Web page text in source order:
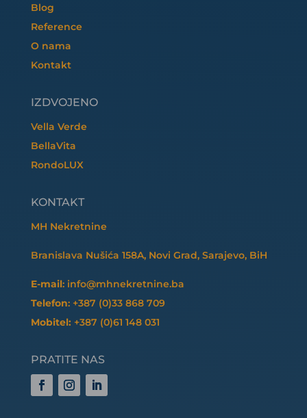
Blog
Reference
O nama
Kontakt
IZDVOJENO
Vella Verde
BellaVita
RondoLUX
KONTAKT
MH Nekretnine
Branislava Nušića 158A, Novi Grad, Sarajevo, BiH
E-mail: info@mhnekretnine.ba
Telefon: +387 (0)33 868 709
Mobitel: +387 (0)61 148 031
PRATITE NAS